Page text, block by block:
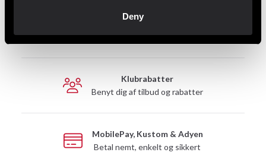
Deny
Hurtig levering
Hurtig levering til en agent nær dig
Klubrabatter
Benyt dig af tilbud og rabatter
MobilePay, Kustom & Adyen
Betal nemt, enkelt og sikkert